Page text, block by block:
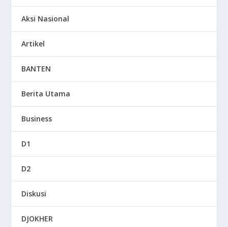
Aksi Nasional
Artikel
BANTEN
Berita Utama
Business
D1
D2
Diskusi
DJOKHER